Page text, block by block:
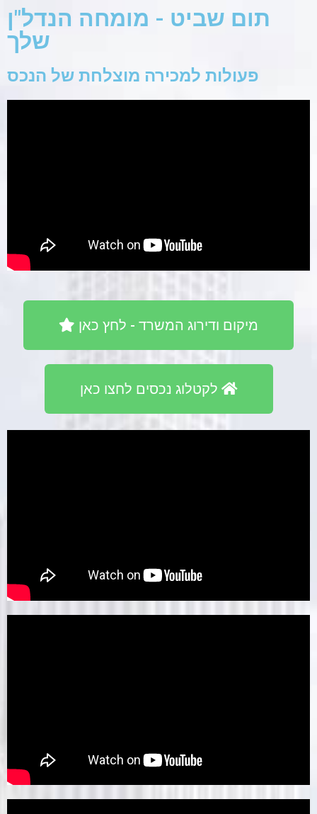
תום שביט - מומחה הנדל"ן
שלך
פעולות למכירה מוצלחת של הנכס
מיקום ודירוג המשרד - לחץ כאן
לקטלוג נכסים לחצו כאן